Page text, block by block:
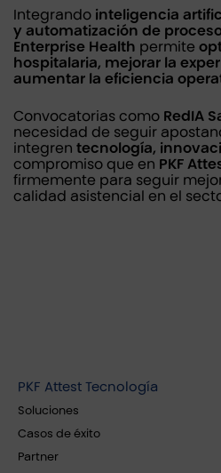
Integrando inteligencia
y automatización de
Enterprise Health permite
hospitalaria, mejorar la
aumentar la eficiencia
Convocatorias como RedIA
necesidad de seguir
integren tecnología,
compromiso que en PKF
firmemente para seguir
calidad asistencial en el
PKF Attest Tecnología
Soluciones
Casos de éxito
Partner